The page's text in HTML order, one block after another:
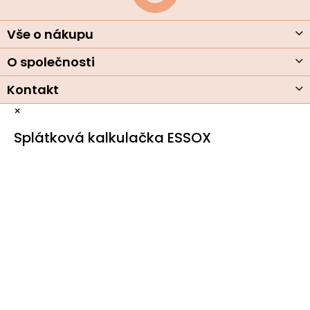
í
Vše o nákupu
O společnosti
Kontakt
×
Splátková kalkulačka ESSOX